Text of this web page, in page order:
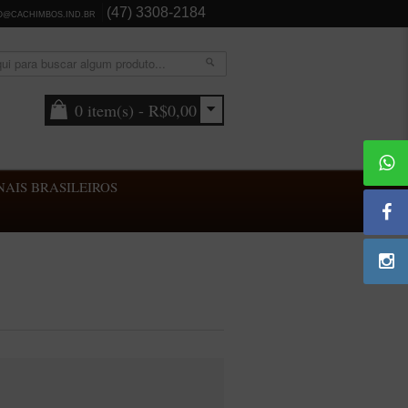
(47) 3308-2184
0 item(s) - R$0,00
BRASILEIROS